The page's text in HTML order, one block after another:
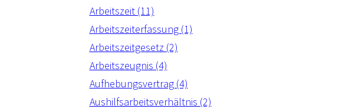
Arbeitszeit (11)
Arbeitszeiterfassung (1)
Arbeitszeitgesetz (2)
Arbeitszeugnis (4)
Aufhebungsvertrag (4)
Aushilfsarbeitsverhältnis (2)